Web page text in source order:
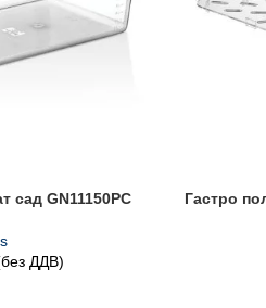
сад GN11150PC
ДДВ)
Гастро